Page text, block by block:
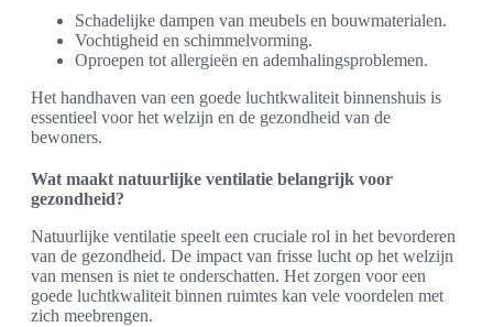
Schadelijke dampen van meubels en bouwmaterialen.
Vochtigheid en schimmelvorming.
Oproepen tot allergieën en ademhalingsproblemen.
Het handhaven van een goede luchtkwaliteit binnenshuis is
essentieel voor het welzijn en de gezondheid van de
bewoners.
Wat maakt natuurlijke ventilatie belangrijk voor
gezondheid?
Natuurlijke ventilatie speelt een cruciale rol in het bevorderen
van de gezondheid. De impact van frisse lucht op het welzijn
van mensen is niet te onderschatten. Het zorgen voor een
goede luchtkwaliteit binnen ruimtes kan vele voordelen met
zich meebrengen.